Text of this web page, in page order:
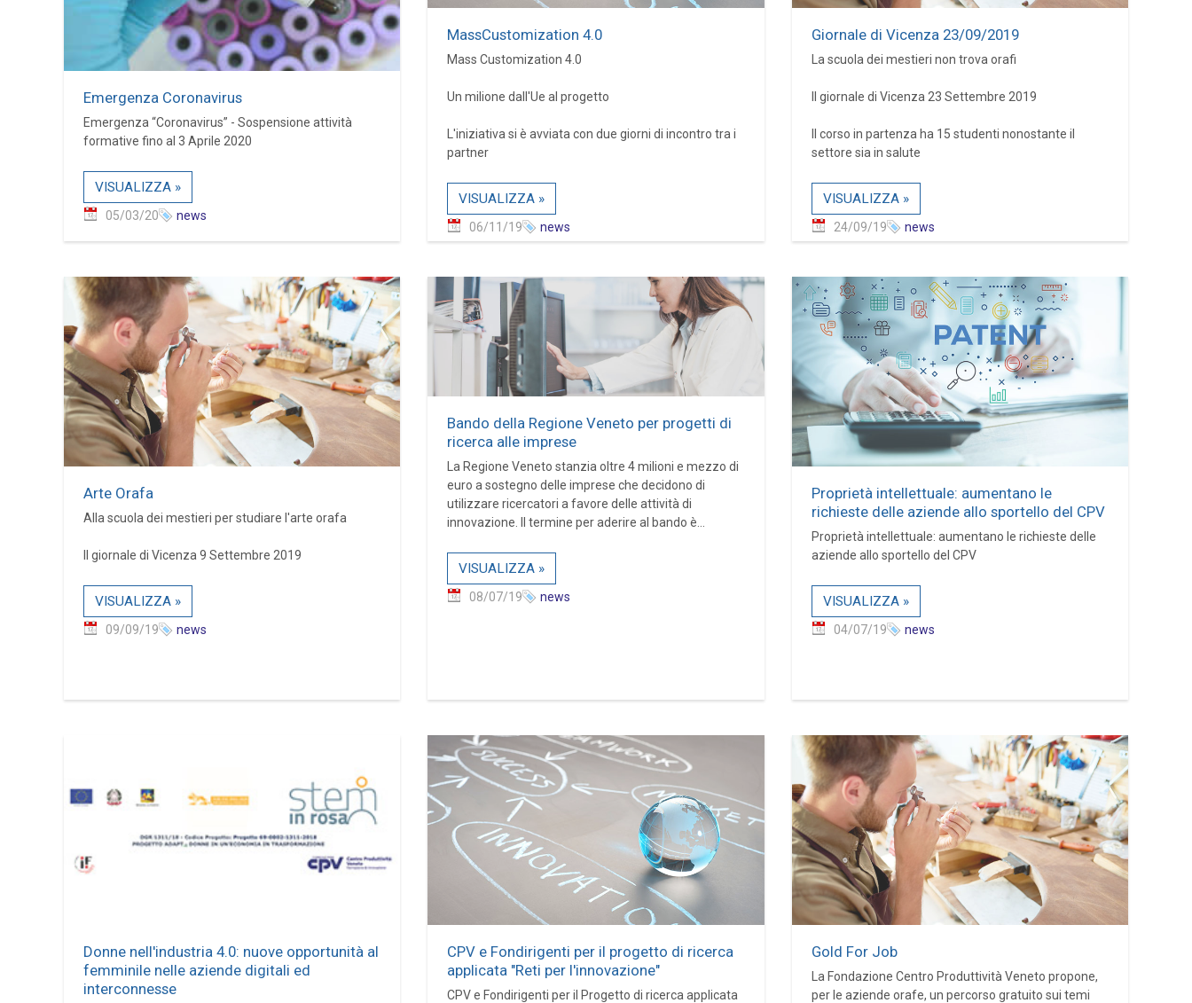
Emergenza Coronavirus
Emergenza “Coronavirus” - Sospensione attività
formative fino al 3 Aprile 2020
VISUALIZZA »
05/03/20 news
MassCustomization 4.0
Mass Customization 4.0
Un milione dall'Ue al progetto
L'iniziativa si è avviata con due giorni di incontro tra i
partner
VISUALIZZA »
06/11/19 news
Giornale di Vicenza 23/09/2019
La scuola dei mestieri non trova orafi
Il giornale di Vicenza 23 Settembre 2019
Il corso in partenza ha 15 studenti nonostante il
settore sia in salute
VISUALIZZA »
24/09/19 news
Arte Orafa
Alla scuola dei mestieri per studiare l'arte orafa
Il giornale di Vicenza 9 Settembre 2019
VISUALIZZA »
09/09/19 news
Bando della Regione Veneto per progetti di
ricerca alle imprese
La Regione Veneto stanzia oltre 4 milioni e mezzo di
euro a sostegno delle imprese che decidono di
utilizzare ricercatori a favore delle attività di
innovazione. Il termine per aderire al bando è...
VISUALIZZA »
08/07/19 news
Proprietà intellettuale: aumentano le
richieste delle aziende allo sportello del CPV
Proprietà intellettuale: aumentano le richieste delle
aziende allo sportello del CPV
VISUALIZZA »
04/07/19 news
Donne nell'industria 4.0: nuove opportunità al
femminile nelle aziende digitali ed
interconnesse
CPV e Fondirigenti per il progetto di ricerca
applicata "Reti per l'innovazione"
CPV e Fondirigenti per il Progetto di ricerca applicata
Gold For Job
La Fondazione Centro Produttività Veneto propone,
per le aziende orafe, un percorso gratuito sui temi